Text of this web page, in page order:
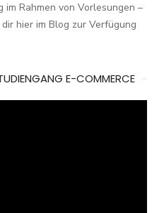
im Rahmen von Vorlesungen –
hier im Blog zur Verfügung
E-COMMERCE